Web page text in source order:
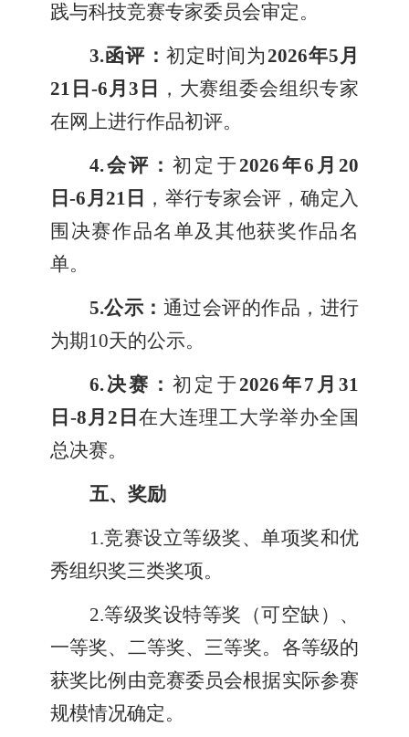
践与科技竞赛专家委员会审定。
3.函评： 初定时间为2026年5月
21日-6月3日
，大赛组委会组织专家
在网上进行作品初评。
4.会评：初定于2026年6月20
日-6月21日 ，举行专家会评，确定入
围决赛作品名单及其他获奖作品名
单。
5.公示： 通过会评的作品，进行
为期10天的公示。
6.决赛：初定于2026年7月31
日-8月2日 在大连理工大学举办全国
总决赛。
五、奖励
1.竞赛设立等级奖、单项奖和优
秀组织奖三类奖项。
2.等级奖设特等奖（可空缺）、
一等奖、二等奖、三等奖。各等级的
获奖比例由竞赛委员会根据实际参赛
规模情况确定。